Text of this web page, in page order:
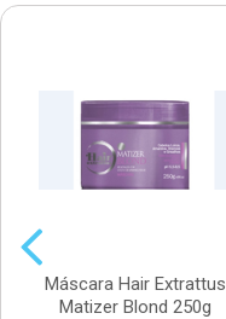
Máscara Hair Extrattus
Matizer Blond 250g